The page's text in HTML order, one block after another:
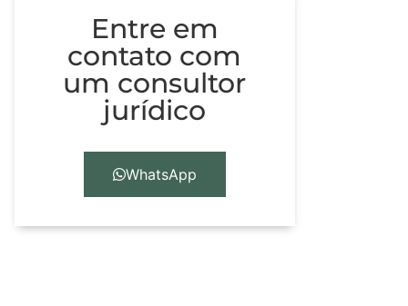
Entre em
contato com
um consultor
jurídico
WhatsApp